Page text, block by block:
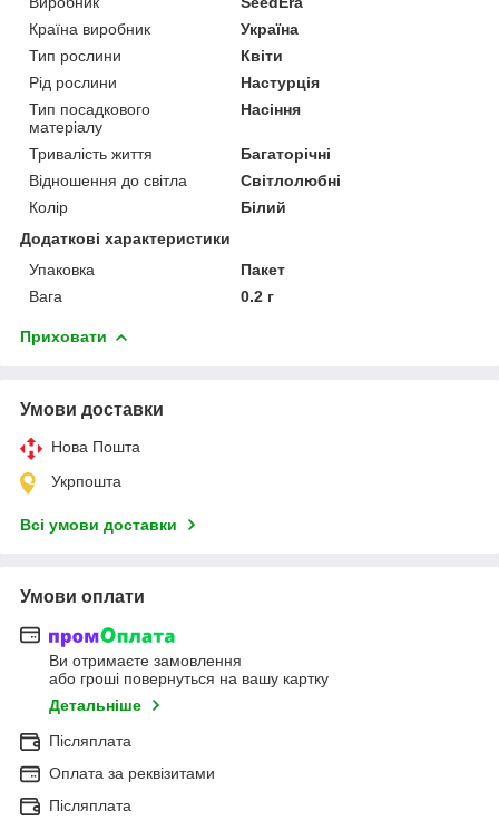
Країна виробник
Україна
Тип рослини
Квіти
Рід рослини
Настурція
Тип посадкового
матеріалу
Насіння
Тривалість життя
Багаторічні
Відношення до світла
Світлолюбні
Колір
Білий
Додаткові характеристики
Упаковка
Пакет
Вага
0.2 г
Приховати
Умови доставки
Нова Пошта
Укрпошта
Всі умови доставки
Умови оплати
Ви отримаєте замовлення
або гроші повернуться на вашу картку
Детальніше
Післяплата
Оплата за реквізитами
Післяплата